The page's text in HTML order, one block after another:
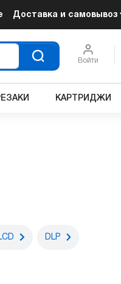
Доставка и самовывоз
Войти
КАРТРИДЖИ
DLP